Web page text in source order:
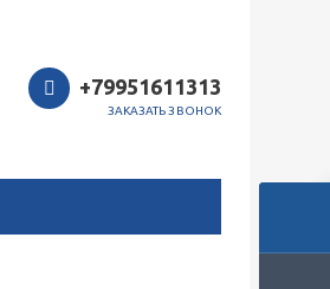
+79951611313
ЗАКАЗАТЬ ЗВОНОК